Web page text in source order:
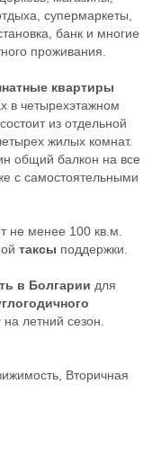
супермаркеты,
банк и многие
проживания.
квартиры
в четырехэтажном
состоит из отдельной
жилых комнат.
общий балкон на все
с самостоятельными
не менее 100 кв.м.
таксы поддержки.
в Болгарии для
на летний сезон.
, Вторичная